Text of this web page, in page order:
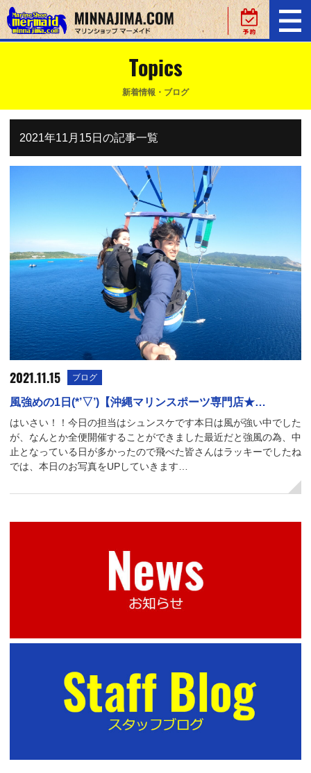
Topics
新着情報・ブログ
2021年11月15日の記事一覧
2021.11.15 ブログ
風強めの1日(*’▽’)【沖縄マリンスポーツ専門店★…
はいさい！！今日の担当はシュンスケです本日は風が強い中でした
が、なんとか全便開催することができました最近だと強風の為、中
止となっている日が多かったので飛べた皆さんはラッキーでしたね
では、本日のお写真をUPしていきます…